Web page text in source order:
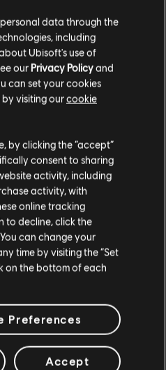
ella supone una marca de
compensar.
donde no existe la
y la gente a la que hay
algo desechable". Se niega
que permita que existan
para implementar
nadie. […]
lazos con Zero, y me
carrera debido a sus
Para ella, es una leyenda de
que puede entrena
las pausas del café. A él
a una alumna que le
le venga bien tener un
propias habilidades, Díaz
al hablar de la próxima
y su autoestima depende
sorprende que le asuste el
más tranquila cuando vea
capaces.
data through the
including
Ubisoft's use of
our Privacy Policyand
can set your cookies
visiting ourcookie
by clicking the “accept”
consent to sharing
activity, including
activity, with
online tracking
to decline, click the
can change your
time by visiting the “Set
on the bottom of each
Preferences
Accept